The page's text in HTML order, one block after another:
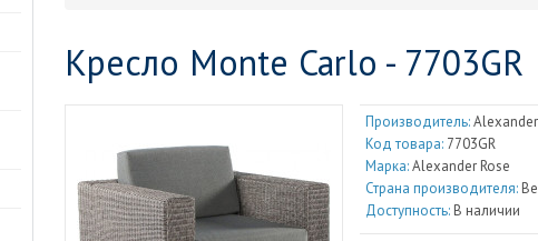
Кресло Monte Carlo - 7703GR
Производитель:
Код товара: 7703GR
Марка:Alexander Rose
Страна производителя:
Доступность: В наличии